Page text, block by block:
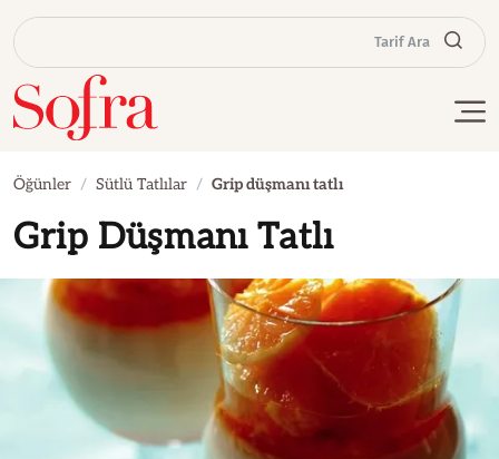
Tarif Ara
Öğünler Sütlü Tatlılar Grip düşmanı tatlı
Grip Düşmanı Tatlı